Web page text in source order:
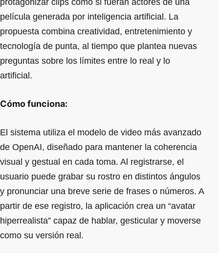
protagonizar clips como si fueran actores de una
película generada por inteligencia artificial. La
propuesta combina creatividad, entretenimiento y
tecnología de punta, al tiempo que plantea nuevas
preguntas sobre los límites entre lo real y lo
artificial.
Cómo funciona:
El sistema utiliza el modelo de video más avanzado
de OpenAI, diseñado para mantener la coherencia
visual y gestual en cada toma. Al registrarse, el
usuario puede grabar su rostro en distintos ángulos
y pronunciar una breve serie de frases o números. A
partir de ese registro, la aplicación crea un “avatar
hiperrealista” capaz de hablar, gesticular y moverse
como su versión real.